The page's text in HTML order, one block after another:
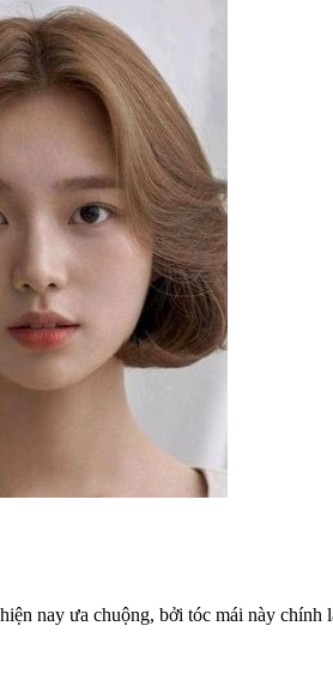
nay ưa chuộng, bởi tóc mái này